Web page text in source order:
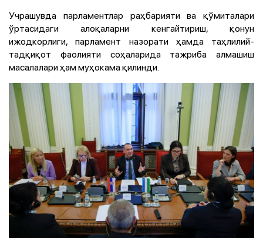
Учрашувда парламентлар раҳбарияти ва қўмиталари
ўртасидаги алоқаларни кенгайтириш, қонун
ижодкорлиги, парламент назорати ҳамда таҳлилий-
тадқиқот фаолияти соҳаларида тажриба алмашиш
масалалари ҳам муҳокама қилинди.